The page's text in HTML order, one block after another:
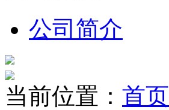
公司简介
当前位置： 首页